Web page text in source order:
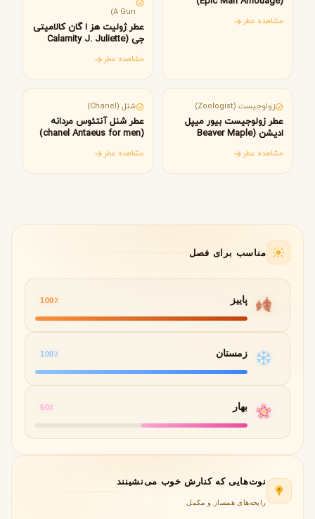
مشاهده عطر
A Gun)
عطر ژولیت هز ا گان کالامیتی
جی (Calamity J. Juliette
مشاهده عطر
زولوجیست (Zoologist)
عطر زولوجیست بیور میپل
ادیشن (Beaver Maple
Perfumes)
مشاهده عطر
شنل (Chanel)
عطر شنل آنتئوس مردانه
(chanel Antaeus for men)
مشاهده عطر
مناسب برای فصل
پاییز 100٪
زمستان 100٪
بهار 50٪
نوت‌هایی که کنارش خوب می‌نشینند
رایحه‌های همساز و مکمل